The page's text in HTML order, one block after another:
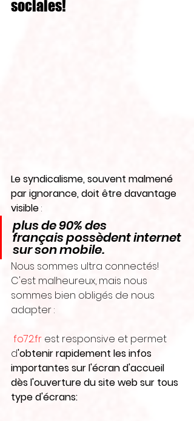
sociales!
Le syndicalisme, souvent malmené
par ignorance, doit être davantage
visible :
plus de 90% des
français possèdent internet
sur son mobile.
Nous sommes ultra connectés!
C'est malheureux, mais nous
sommes bien obligés de nous
adapter :
fo72.fr est responsive et permet
d'obtenir rapidement les infos
importantes sur l'écran d'accueil
dès l'ouverture du site web sur tous
type d'écrans: